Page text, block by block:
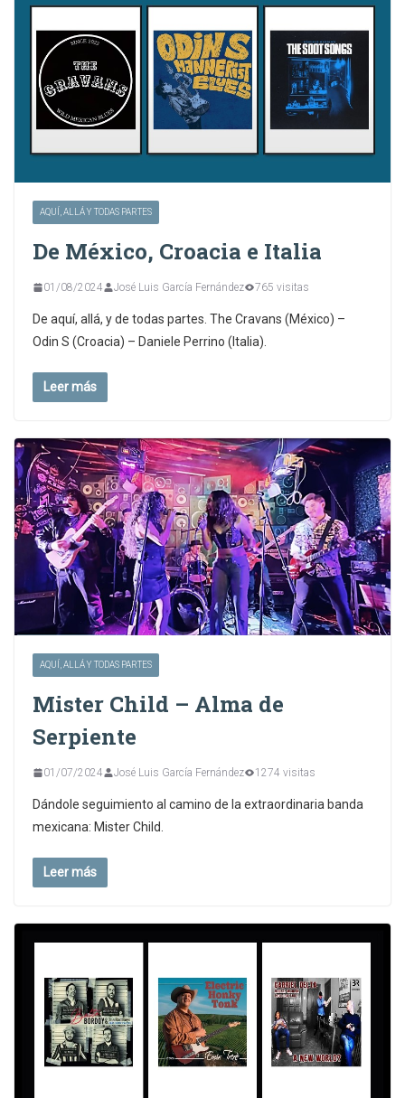
AQUÍ, ALLÁ Y TODAS PARTES
De México, Croacia e Italia
01/08/2024 José Luis García Fernández 765 visitas
De aquí, allá, y de todas partes. The Cravans (México) –
Odin S (Croacia) – Daniele Perrino (Italia).
Leer más
AQUÍ, ALLÁ Y TODAS PARTES
Mister Child – Alma de
Serpiente
01/07/2024 José Luis García Fernández 1274 visitas
Dándole seguimiento al camino de la extraordinaria banda
mexicana: Mister Child.
Leer más